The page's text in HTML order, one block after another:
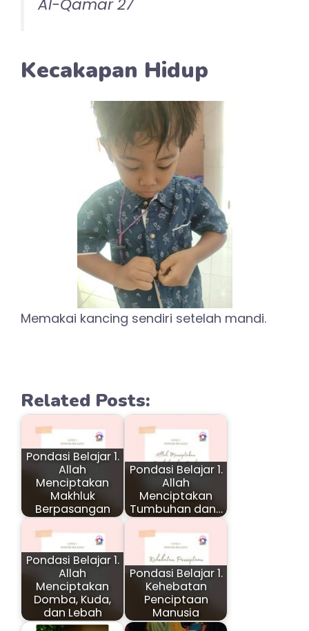
Al-Qamar 27
Kecakapan Hidup
Memakai kancing sendiri setelah mandi.
Related Posts:
Pondasi Belajar 1.
Allah
Menciptakan
Makhluk
Berpasangan
Pondasi Belajar 1.
Allah
Menciptakan
Tumbuhan dan…
Pondasi Belajar 1.
Allah
Menciptakan
Domba, Kuda,
dan Lebah
Pondasi Belajar 1.
Kehebatan
Penciptaan
Manusia